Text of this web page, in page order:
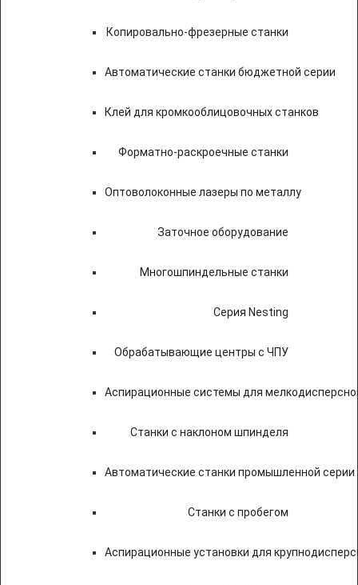
Копировально-фрезерные станки
Автоматические станки бюджетной серии
Клей для кромкооблицовочных станков
Форматно-раскроечные станки
Оптоволоконные лазеры по металлу
Заточное оборудование
Многошпиндельные станки
Серия Nesting
Обрабатывающие центры с ЧПУ
Аспирационные системы для
Станки с наклоном шпинделя
Автоматические станки промышленной серии
Станки с пробегом
Аспирационные установки для